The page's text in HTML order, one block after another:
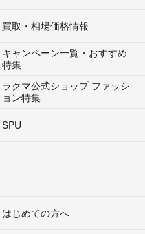
買取・相場価格情報
キャンペーン一覧・おすすめ
特集
ラクマ公式ショップ ファッシ
ョン特集
SPU
はじめての方へ